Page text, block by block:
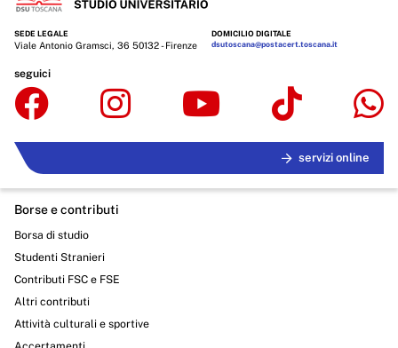
Bilanci
Controlli e rilievi sull'amministrazione
Pagamenti dell'amministrazione
Opere pubbliche
Pianificazione e governo del territorio
Informazioni ambientali
Interventi straordinari e di emergenza
SEDE LEGALE
Viale Antonio Gramsci, 36 50132 - Firenze
DOMICILIO DIGITALE
dsutoscana@postacert.toscana.it
seguici
servizi online
Borse e contributi
Borsa di studio
Studenti Stranieri
Contributi FSC e FSE
Altri contributi
Attività culturali e sportive